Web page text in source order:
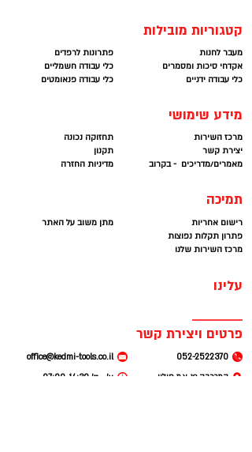
קטגוריות מובילות
פתרונות לרפדים
כלי עבודה חשמליים
כלי עבודה פנאומטים
מעבר לחנות
אקדחי סיכות ומסמרים
כלי עבודה ידניים
מידע שימושי
תחזוקה נכונה
תקנון
מדיניות החזרה
מרכז השירות
יצירת קשר
מאמרים/מדריכים - בקרוב
תמיכה
מתן משוב על האתר
רישום אחריות
פתרון תקלות נפוצות
מרכז השירות שלנו
עלינו
פרטים ויצירת קשר
office@kedmi-tools.co.il
052-2522370
א׳ - ה׳ 07:00-14:30
המרכבה 19. א.ת חולון